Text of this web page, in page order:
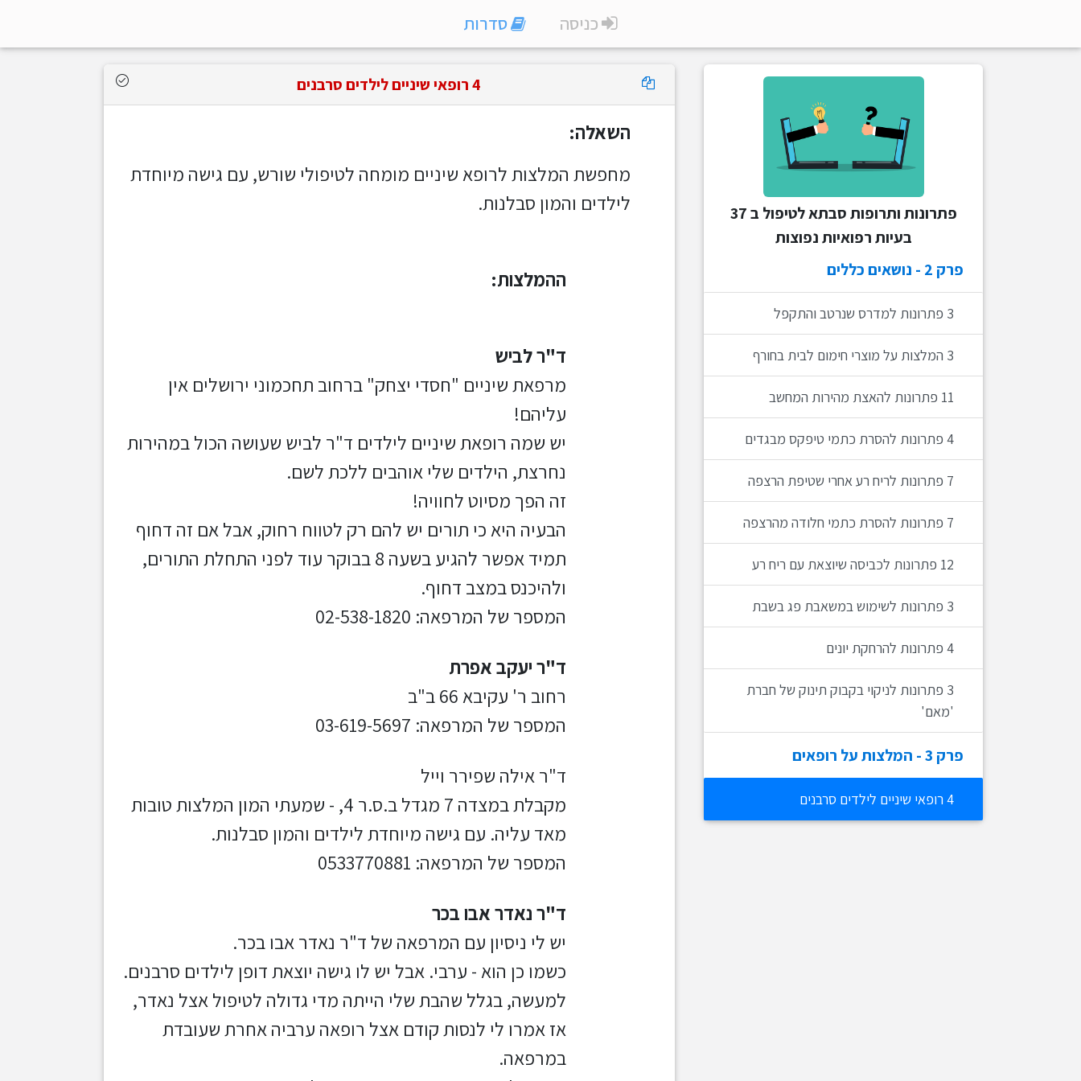
כניסה סדרות
פתרונות ותרופות סבתא לטיפול ב 37
בעיות רפואיות נפוצות
פרק 2 - נושאים כללים
3 פתרונות למדרס שנרטב והתקפל
3 המלצות על מוצרי חימום לבית בחורף
11 פתרונות להאצת מהירות המחשב
4 פתרונות להסרת כתמי טיפקס מבגדים
7 פתרונות לריח רע אחרי שטיפת הרצפה
7 פתרונות להסרת כתמי חלודה מהרצפה
12 פתרונות לכביסה שיוצאת עם ריח רע
3 פתרונות לשימוש במשאבת פג בשבת
4 פתרונות להרחקת יונים
3 פתרונות לניקוי בקבוק תינוק של חברת
'מאם'
פרק 3- המלצות על רופאים
4 רופאי שיניים לילדים סרבנים
4 רופאי שיניים לילדים סרבנים
השאלה:
​מחפשת המלצות לרופא שיניים מומחה לטיפולי שורש, עם גישה מיוחדת
לילדים והמון סבלנות.
ההמלצות:
ד"ר לביש
מרפאת שיניים "חסדי יצחק" ברחוב תחכמוני ירושלים אין
עליהם!
יש שמה רופאת שיניים לילדים ד"ר לביש שעושה הכול במהירות
נחרצת, הילדים שלי אוהבים ללכת לשם.
זה הפך מסיוט לחוויה!
הבעיה היא כי תורים יש להם רק לטווח רחוק, אבל אם זה דחוף
תמיד אפשר להגיע בשעה 8 בבוקר עוד לפני התחלת התורים,
ולהיכנס במצב דחוף.
המספר של המרפאה: 02-538-1820
ד"ר יעקב אפרת
רחוב ר' עקיבא 66 ב"ב
המספר של המרפאה: 03-619-5697
ד"ר אילה שפירר וייל
מקבלת במצדה 7 מגדל ב.ס.ר 4, - שמעתי המון המלצות טובות
מאד עליה. עם גישה מיוחדת לילדים והמון סבלנות.
המספר של המרפאה: 0533770881
ד"ר נאדר אבו בכר
יש לי ניסיון עם המרפאה של ד"ר נאדר אבו בכר.
כשמו כן הוא - ערבי. אבל יש לו גישה יוצאת דופן לילדים סרבנים.
למעשה, בגלל שהבת שלי הייתה מדי גדולה לטיפול אצל נאדר,
אז אמרו לי לנסות קודם אצל רופאה ערביה אחרת שעובדת
במרפאה.